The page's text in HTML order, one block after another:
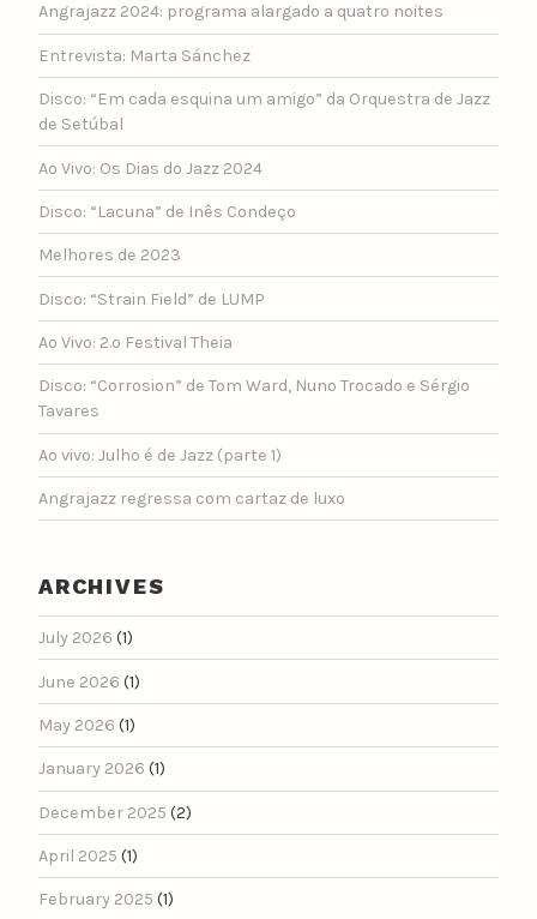
Angrajazz 2024: programa alargado a quatro noites
Entrevista: Marta Sánchez
Disco: “Em cada esquina um amigo” da Orquestra de Jazz
de Setúbal
Ao Vivo: Os Dias do Jazz 2024
Disco: “Lacuna” de Inês Condeço
Melhores de 2023
Disco: “Strain Field” de LUMP
Ao Vivo: 2.º Festival Theia
Disco: “Corrosion” de Tom Ward, Nuno Trocado e Sérgio
Tavares
Ao vivo: Julho é de Jazz (parte 1)
Angrajazz regressa com cartaz de luxo
ARCHIVES
July 2026 (1)
June 2026 (1)
May 2026 (1)
January 2026 (1)
December 2025 (2)
April 2025 (1)
February 2025 (1)